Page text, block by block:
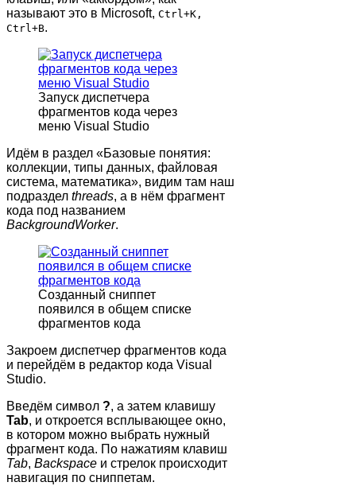
называют это в Microsoft, Ctrl+K,
Ctrl+B.
Запуск диспетчера
фрагментов кода через
меню Visual Studio
Идём в раздел «Базовые понятия:
коллекции, типы данных, файловая
система, математика», видим там наш
подраздел threads, а в нём фрагмент
кода под названием
BackgroundWorker.
Созданный сниппет
появился в общем списке
фрагментов кода
Закроем диспетчер фрагментов кода
и перейдём в редактор кода Visual
Studio.
Введём символ ?, а затем клавишу
Tab, и откроется всплывающее окно,
в котором можно выбрать нужный
фрагмент кода. По нажатиям клавиш
Tab, Backspace и стрелок происходит
навигация по сниппетам.